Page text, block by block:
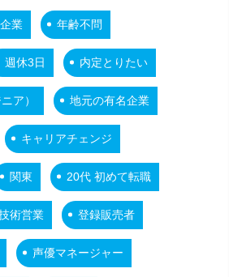
業 年齢不問
週休3日 内定とりたい
ア） 地元の有名企業
キャリアチェンジ
関東 20代 初めて転職
術営業 登録販売者
声優マネージャー